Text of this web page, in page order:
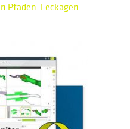
Pfaden: Leckagen